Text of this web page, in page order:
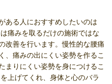
ある人におすすめしたいのは
痛みを取るだけの施術ではな
改善を行います。慢性的な腰痛
、痛みの出にくい姿勢を作るこ
まりにくい姿勢を身につけるこ
上げてくれ、身体と心のバラ